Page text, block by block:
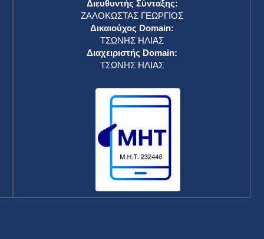
Διευθυντής Σύνταξης:
ΖΑΛΟΚΩΣΤΑΣ ΓΕΩΡΓΙΟΣ
Δικαιούχος Domain:
ΤΣΩΝΗΣ ΗΛΙΑΣ
Διαχειριστής Domain:
ΤΣΩΝΗΣ ΗΛΙΑΣ